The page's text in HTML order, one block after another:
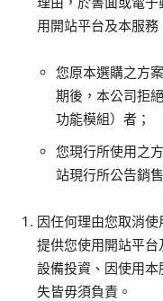
用開站平台及本服務
您原本選購之方
期後，本公司拒
功能模組）者；
您現行所使用之
站現行所公告銷
因任何理由您取消
提供您使用開站平
設備投資、因使用
失皆毋須負責。